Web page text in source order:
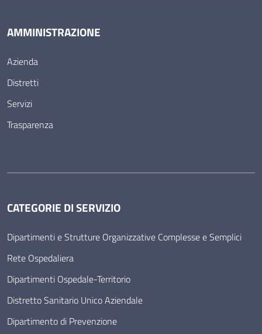
AMMINISTRAZIONE
Azienda
Distretti
Servizi
Trasparenza
CATEGORIE DI SERVIZIO
Dipartimenti e Strutture Organizzative Complesse e Semplici
Rete Ospedaliera
Dipartimenti Ospedale-Territorio
Distretto Sanitario Unico Aziendale
Dipartimento di Prevenzione